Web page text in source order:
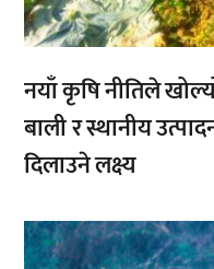
नयाँ कृषि नीतिले
बाली र स्थानीय
दिलाउने लक्ष्य
,